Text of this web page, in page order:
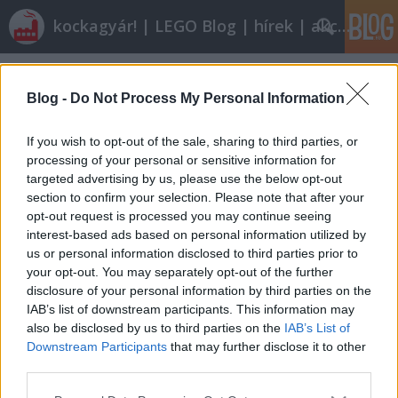
Blog - Do Not Process My Personal Information
If you wish to opt-out of the sale, sharing to third parties, or
processing of your personal or sensitive information for
targeted advertising by us, please use the below opt-out
section to confirm your selection. Please note that after your
opt-out request is processed you may continue seeing
interest-based ads based on personal information utilized by
us or personal information disclosed to third parties prior to
your opt-out. You may separately opt-out of the further
disclosure of your personal information by third parties on the
IAB’s list of downstream participants. This information may
also be disclosed by us to third parties on the IAB’s List of
Downstream Participants that may further disclose it to other
kockagyár! | LEGO Blog | hírek | akciók |
Címkék»10037
vontatási nemek
ainex•2011. április 24.
Dísz klémer: Még mielőtt bárkinek kedve szottyanna
kukacoskodni, a poszt nem arról szól, hogy mi hajtja
a LEGO vonatot (a gravitáció, az ujjunk, egy kulccsal
felhúzható mechanika, elemes vagy trafóból táplált
villanymotor), az egyszerűség kedvéért csak a három
legnagyobb…
Olvasó játszik: 6376 Breezeway Café